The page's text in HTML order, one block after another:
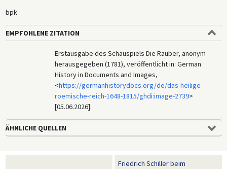
bpk
EMPFOHLENE ZITATION
Erstausgabe des Schauspiels Die Räuber, anonym
herausgegeben (1781), veröffentlicht in: German
History in Documents and Images,
<https://germanhistorydocs.org/de/das-heilige-
roemische-reich-1648-1815/ghdi:image-2739>
[05.06.2026].
ÄHNLICHE QUELLEN
Friedrich Schiller beim